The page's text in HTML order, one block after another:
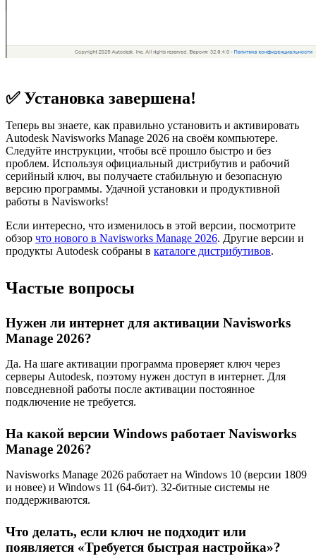
✅ Установка завершена!
Теперь вы знаете, как правильно установить и активировать
Autodesk Navisworks Manage 2026 на своём компьютере.
Следуйте инструкции, чтобы всё прошло быстро и без
проблем. Используя официальный дистрибутив и рабочий
серийный ключ, вы получаете стабильную и безопасную
версию программы. Удачной установки и продуктивной
работы в Navisworks!
Если интересно, что изменилось в этой версии, посмотрите
обзор что нового в Navisworks Manage 2026. Другие версии и
продукты Autodesk собраны в каталоге дистрибутивов.
Частые вопросы
Нужен ли интернет для активации Navisworks
Manage 2026?
Да. На шаге активации программа проверяет ключ через
серверы Autodesk, поэтому нужен доступ в интернет. Для
повседневной работы после активации постоянное
подключение не требуется.
На какой версии Windows работает Navisworks
Manage 2026?
Navisworks Manage 2026 работает на Windows 10 (версии 1809
и новее) и Windows 11 (64-бит). 32-битные системы не
поддерживаются.
Что делать, если ключ не подходит или
появляется «Требуется быстрая настройка»?